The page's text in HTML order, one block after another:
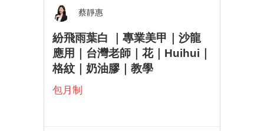
蔡靜惠
紛飛雨葉白 ｜專業美甲｜沙龍
應用｜台灣老師｜花｜Huihui｜
格紋｜奶油膠｜教學
包月制